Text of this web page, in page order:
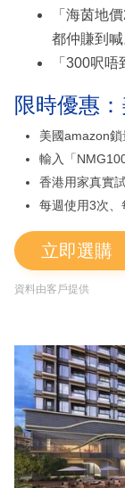
「海茵地
都仲賺到喊
「300呎
限時優惠
美國amazon
輸入「
香港用家真實
每週使用3次
立即選購
資料由客戶提供